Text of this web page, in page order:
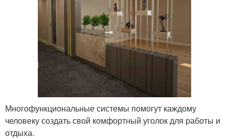
Многофункциональные системы помогут каждому
человеку создать свой комфортный уголок для работы и
отдыха.